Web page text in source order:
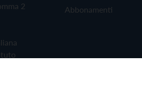
2
Abbonamenti